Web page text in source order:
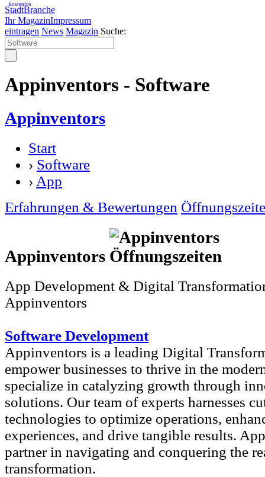
StadtBranche
Ihr MagazinImpressum
kostenlos
eintragen News Magazin Suche:
Appinventors - Software
Appinventors
Start
› Software
› App
Erfahrungen & Bewertungen
Appinventors
App Development & Digital
Appinventors
Software Development
Appinventors is a leading Digital
empower businesses to thrive in the
specialize in catalyzing growth through
solutions. Our team of experts harnesses
technologies to optimize operations,
experiences, and drive tangible results.
partner in navigating and conquering the
transformation.